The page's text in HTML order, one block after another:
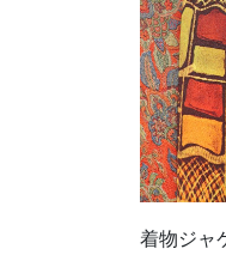
着物ジャ